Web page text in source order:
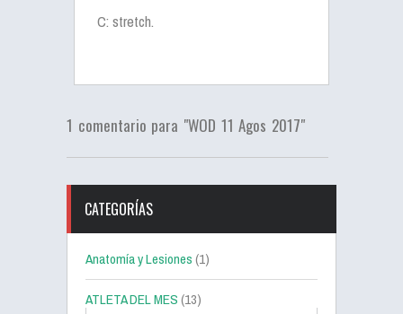
C: stretch.
1 comentario para "WOD 11 Agos 2017"
CATEGORÍAS
Anatomía y Lesiones(1)
ATLETA DEL MES(13)